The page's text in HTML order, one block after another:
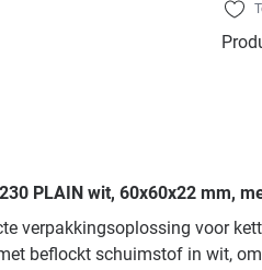
PLAIN wit, 60x60x22 mm,
verpakkingsoplossing voor
beflockt schuimstof in wit,